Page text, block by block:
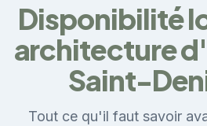
Disponibilité
architecture
Saint-
Tout ce qu'il faut savoir